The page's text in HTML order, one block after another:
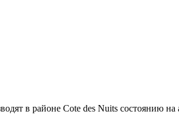
в районе Cote des Nuits состоянию